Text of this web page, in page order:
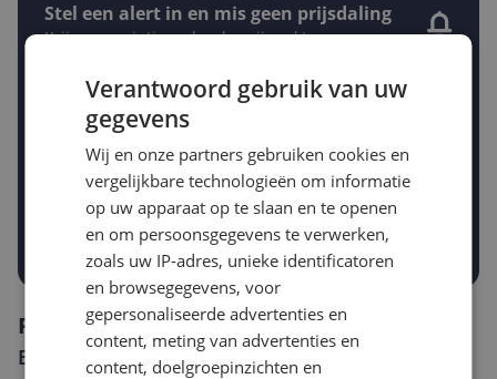
Stel een alert in en mis geen prijsdaling
Krijg een seintje zodra de prijs zakt
Gewenste daling of bedrag
-10% -15%
Gewenste prijs
€
Prijsalert aanzetten
Reviews
Er zijn nog geen reviews geschreven
Verantwoord gebruik van uw
gegevens
Wij en onze partners gebruiken cookies en
vergelijkbare technologieën om informatie
op uw apparaat op te slaan en te openen
en om persoonsgegevens te verwerken,
zoals uw IP-adres, unieke identificatoren
en browsegegevens, voor
gepersonaliseerde advertenties en
content, meting van advertenties en
content, doelgroepinzichten en